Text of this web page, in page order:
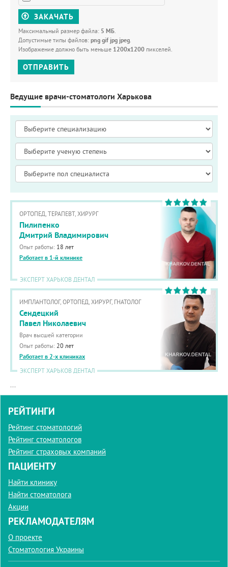
ЗАКАЧАТЬ
Максимальный размер файла: 5 МБ.
Допустимые типы файлов: png gif jpg jpeg.
Изображение должно быть меньше 1200x1200 пикселей.
ОТПРАВИТЬ
Ведущие врачи-стоматологи Харькова
ОРТОПЕД, ТЕРАПЕВТ, ХИРУРГ
Пилипенко
Дмитрий Владимирович
Опыт работы: 18 лет
Работает в 1-й клинике
ЭКСПЕРТ ХАРЬКОВ ДЕНТАЛ
ИМПЛАНТОЛОГ, ОРТОПЕД, ХИРУРГ, ГНАТОЛОГ
Сендецкий
Павел Николаевич
Врач высшей категории
Опыт работы: 20 лет
Работает в 2-х клиниках
ЭКСПЕРТ ХАРЬКОВ ДЕНТАЛ
...
РЕЙТИНГИ
Рейтинг стоматологий
Рейтинг стоматологов
Рейтинг страховых компаний
ПАЦИЕНТУ
Найти клинику
Найти стоматолога
Акции
РЕКЛАМОДАТЕЛЯМ
О проекте
Стоматология Украины